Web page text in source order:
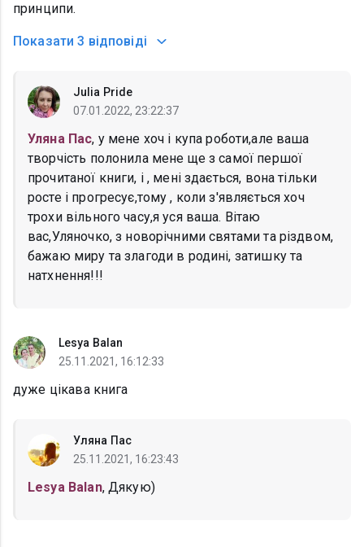
принципи.
Показати 3 відповіді
Julia Pride
07.01.2022, 23:22:37
Уляна Пас, у мене хоч і купа роботи,але ваша
творчість полонила мене ще з самої першої
прочитаної книги, і , мені здається, вона тільки
росте і прогресує,тому , коли з'являється хоч
трохи вільного часу,я уся ваша. Вітаю
вас,Уляночко, з новорічними святами та різдвом,
бажаю миру та злагоди в родині, затишку та
натхнення!!!
Lesya Balan
25.11.2021, 16:12:33
дуже цікава книга
Уляна Пас
25.11.2021, 16:23:43
Lesya Balan, Дякую)